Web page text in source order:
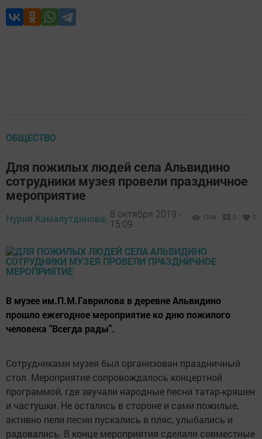
ОБЩЕСТВО
Для пожилых людей села Альвидино
сотрудники музея провели праздничное
мероприятие
Нурия Камалутдинова, 8 октября 2019 -
15:09
1346 0 0
В музее им.П.М.Гаврилова в деревне Альвидино
прошло ежегодное мероприятие ко дню пожилого
человека "Всегда рады".
Сотрудниками музея был организован праздничный
стол. Мероприятие сопровождалось концертной
программой, где звучали народные песни татар-кряшен
и частушки. Не остались в стороне и сами пожилые,
активно пели песни пускались в пляс, улыбались и
радовались. В конце мероприятия сделали совместные